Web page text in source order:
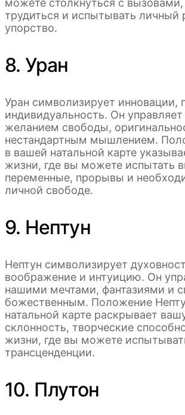
трудиться и испытывать личный
упорство.
8. Уран
Уран символизирует инновации,
индивидуальность. Он
желанием свободы,
нестандартным мышлением.
в вашей натальной карте
жизни, где вы можете испытать
переменные, прорывы и
личной свободе.
9. Нептун
Нептун символизирует
воображение и интуицию. Он
нашими мечтами, фантазиями и
божественным. Положение
натальной карте раскрывает
склонность, творческие
жизни, где вы можете
трансценденции.
10. Плутон